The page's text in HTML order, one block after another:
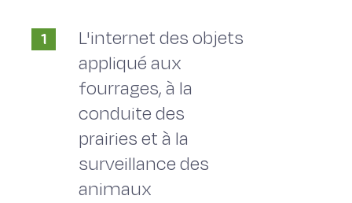
1
L'internet des objets
appliqué aux
fourrages, à la
conduite des
prairies et à la
surveillance des
animaux